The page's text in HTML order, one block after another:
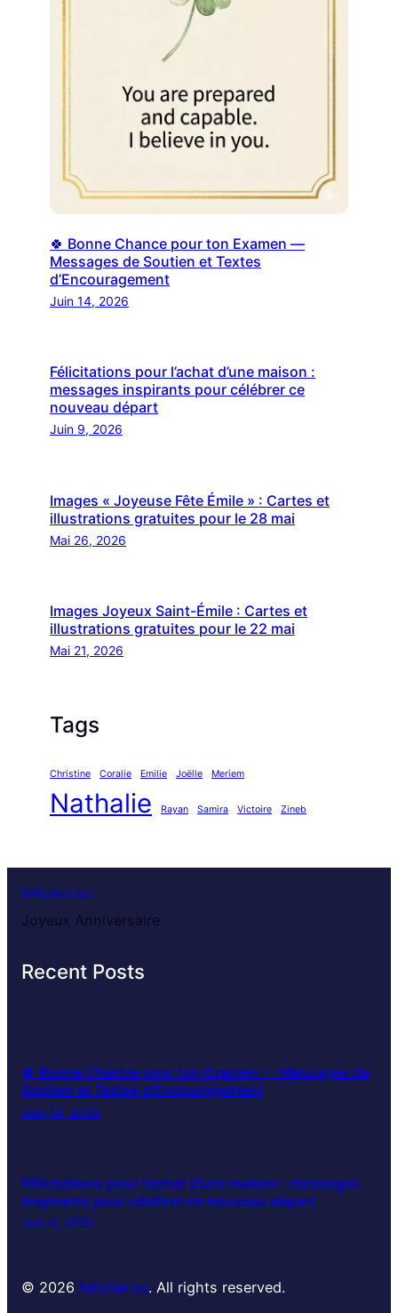
🍀 Bonne Chance pour ton Examen —
Messages de Soutien et Textes
d’Encouragement
Juin 14, 2026
Félicitations pour l’achat d’une maison :
messages inspirants pour célébrer ce
nouveau départ
Juin 9, 2026
Images « Joyeuse Fête Émile » : Cartes et
illustrations gratuites pour le 28 mai
Mai 26, 2026
Images Joyeux Saint-Émile : Cartes et
illustrations gratuites pour le 22 mai
Mai 21, 2026
Tags
Christine Coralie Emilie Joëlle Meriem
Nathalie Rayan Samira Victoire Zineb
feliciter.su
Joyeux Anniversaire
Recent Posts
🍀 Bonne Chance pour ton Examen — Messages de
Soutien et Textes d’Encouragement
Juin 14, 2026
Félicitations pour l’achat d’une maison : messages
inspirants pour célébrer ce nouveau départ
Juin 9, 2026
© 2026 feliciter.su. All rights reserved.